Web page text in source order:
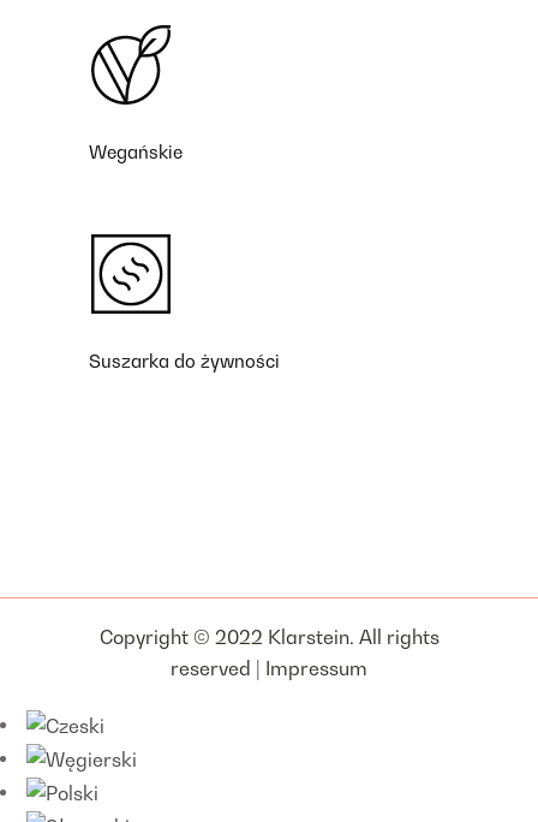
Wegańskie
Suszarka do żywności
Copyright © 2022 Klarstein. All rights
reserved | Impressum